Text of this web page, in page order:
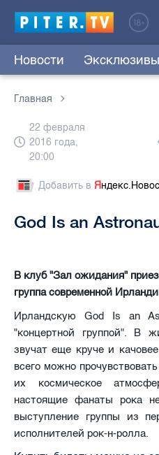
Новости Эксклюзивы
Главная
22 февраля
2016 года,
20:00
Добавить в Я
God Is an
В клуб "Зал ожидания"
группа современной
Ирландскую God Is an
"концертной группой". В
звучат еще круче и
всего можно
их космическое
настоящие фанаты рока
выступление группы из
исполнителей рок-н-ролла.